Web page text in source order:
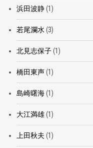
浜田波静(1)
若尾瀾水 (3)
北見志保子(1)
橋田東声(1)
島崎曙海(1)
大江満雄(1)
上田秋夫 (1)